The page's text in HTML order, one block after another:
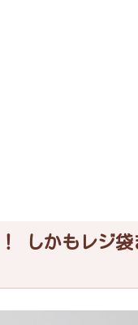
しかもレジ袋